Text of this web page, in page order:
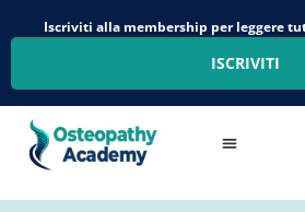
Iscriviti alla membership per leggere
ISCRIVITI